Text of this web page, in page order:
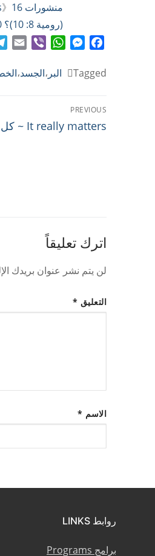
منشورات Posts 》 16- أسئلة كتابية متكررة
(رومية 8: 10)؟ Q & A: What Is the Interpretation of the Scripture in Romans 8 :10?
Tagged
البر ،الجسد،
تصفّح
المقالات
PREVIOUS
Previous
It really matters ~ كل ذلك يهم حقاً
اترك تعليقاً
لن يتم نشر عنوان بريدك
التعليق *
الاسم *
روابط LINKS
برامج Programs